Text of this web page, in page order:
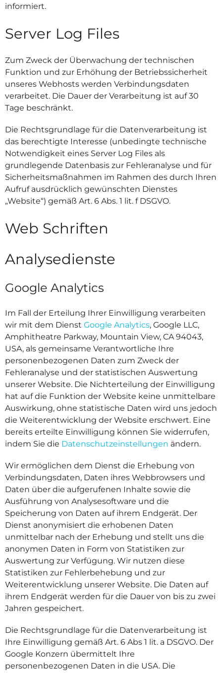
informiert.
Server Log Files
Zum Zweck der Überwachung der technischen
Funktion und zur Erhöhung der Betriebssicherheit
unseres Webhosts werden Verbindungsdaten
verarbeitet. Die Dauer der Verarbeitung ist auf 30
Tage beschränkt.
Die Rechtsgrundlage für die Datenverarbeitung ist
das berechtigte Interesse (unbedingte technische
Notwendigkeit eines Server Log Files als
grundlegende Datenbasis zur Fehleranalyse und für
Sicherheitsmaßnahmen im Rahmen des durch Ihren
Aufruf ausdrücklich gewünschten Dienstes
„Website“) gemäß Art. 6 Abs. 1 lit. f DSGVO.
Web Schriften
Analysedienste
Google Analytics
Im Fall der Erteilung Ihrer Einwilligung verarbeiten
wir mit dem Dienst Google Analytics, Google LLC,
Amphitheatre Parkway, Mountain View, CA 94043,
USA, als gemeinsame Verantwortliche Ihre
personenbezogenen Daten zum Zweck der
Fehleranalyse und der statistischen Auswertung
unserer Website. Die Nichterteilung der Einwilligung
hat auf die Funktion der Website keine unmittelbare
Auswirkung, ohne statistische Daten wird uns jedoch
die Weiterentwicklung der Website erschwert. Eine
bereits erteilte Einwilligung können Sie widerrufen,
indem Sie die Datenschutzeinstellungen ändern.
Wir ermöglichen dem Dienst die Erhebung von
Verbindungsdaten, Daten ihres Webbrowsers und
Daten über die aufgerufenen Inhalte sowie die
Ausführung von Analysesoftware und die
Speicherung von Daten auf ihrem Endgerät. Der
Dienst anonymisiert die erhobenen Daten
unmittelbar nach der Erhebung und stellt uns die
anonymen Daten in Form von Statistiken zur
Auswertung zur Verfügung. Wir nutzen diese
Statistiken zur Fehlerbehebung und zur
Weiterentwicklung unserer Website. Die Daten auf
ihrem Endgerät werden für die Dauer von bis zu zwei
Jahren gespeichert.
Die Rechtsgrundlage für die Datenverarbeitung ist
Ihre Einwilligung gemäß Art. 6 Abs 1 lit. a DSGVO. Der
Google Konzern übermittelt Ihre
personenbezogenen Daten in die USA. Die